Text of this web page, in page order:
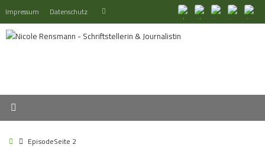
Inhalt
springen
Impressum Datenschutz Suchen
StartEpisodeSeite 2